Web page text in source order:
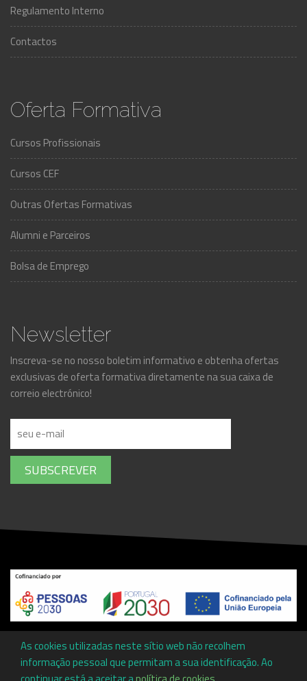
As cookies utilizadas neste sítio web não recolhem
informação pessoal que permitam a sua identificação. Ao
Regulamento Interno
Contactos
Oferta Formativa
Cursos Profissionais
Cursos CEF
Outras Ofertas Formativas
Alumni e Parceiros
Bolsa de Emprego
Newsletter
Inscreva-se no nosso boletim informativo e obtenha ofertas
exclusivas de oferta formativa diretamente na sua caixa de
correio electrónico!
SUBSCREVER
Copyright ©Associação Promotora de Ensino Profissional da
Cova da Beira
byCommunities